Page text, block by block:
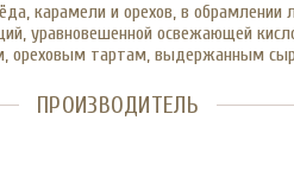
карамели и орехов, в обрамлении
уравновешенной освежающей
тартам, выдержанным
ПРОИЗВОДИТЕЛЬ